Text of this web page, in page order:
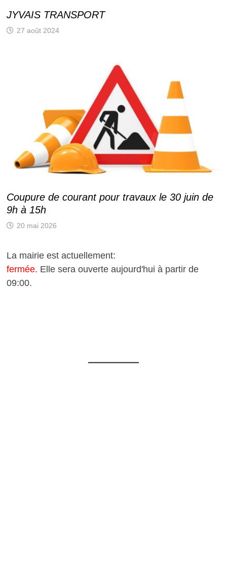
JYVAIS TRANSPORT
27 août 2024
Coupure de courant pour travaux le 30 juin de
9h à 15h
20 mai 2026
La mairie est actuellement:
fermée. Elle sera ouverte aujourd'hui à partir de
09:00.